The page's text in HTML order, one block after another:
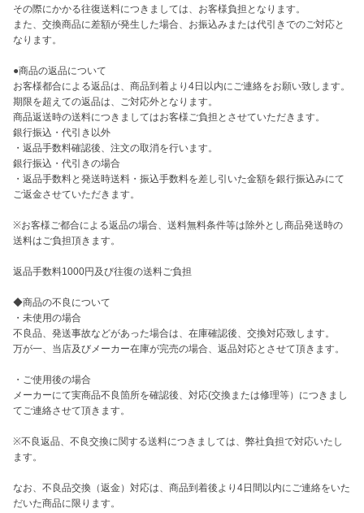
その際にかかる往復送料につきましては、お客様負担となります。
また、交換商品に差額が発生した場合、お振込みまたは代引きでのご対応と
なります。
●商品の返品について
お客様都合による返品は、商品到着より4日以内にご連絡をお願い致します。
期限を超えての返品は、ご対応外となります。
商品返送時の送料につきましてはお客様ご負担とさせていただきます。
銀行振込・代引き以外
・返品手数料確認後、注文の取消を行います。
銀行振込・代引きの場合
・返品手数料と発送時送料・振込手数料を差し引いた金額を銀行振込みにて
ご返金させていただきます。
※お客様ご都合による返品の場合、送料無料条件等は除外とし商品発送時の
送料はご負担頂きます。
返品手数料1000円及び往復の送料ご負担
◆商品の不良について
・未使用の場合
不良品、発送事故などがあった場合は、在庫確認後、交換対応致します。
万が一、当店及びメーカー在庫が完売の場合、返品対応とさせて頂きます。
・ご使用後の場合
メーカーにて実商品不良箇所を確認後、対応(交換または修理等）につきまし
てご連絡させて頂きます。
※不良返品、不良交換に関する送料につきましては、弊社負担で対応いたし
ます。
なお、不良品交換（返金）対応は、商品到着後より4日間以内にご連絡をいた
だいた商品に限ります。